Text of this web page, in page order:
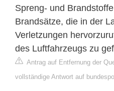
Spreng- und
Brandsätze, die in der
Verletzungen
des Luftfahrzeugs zu
Antrag auf Entfernung der
vollständige Antwort auf